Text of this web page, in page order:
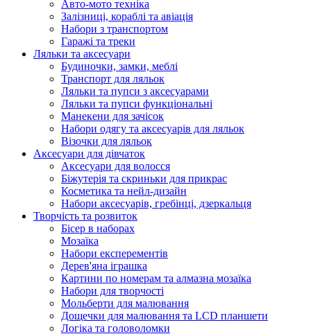
Авто-мото техніка
Залізниці, кораблі та авіація
Набори з транспортом
Гаражі та треки
Ляльки та аксесуари
Будиночки, замки, меблі
Транспорт для ляльок
Ляльки та пупси з аксесуарами
Ляльки та пупси функціональні
Манекени для зачісок
Набори одягу та аксесуарів для ляльок
Візочки для ляльок
Аксесуари для дівчаток
Аксесуари для волосся
Біжутерія та скриньки для прикрас
Косметика та нейл-дизайн
Набори аксесуарів, гребінці, дзеркальця
Творчість та розвиток
Бісер в наборах
Мозаїка
Набори експерементів
Дерев'яна іграшка
Картини по номерам та алмазна мозаїка
Набори для творчості
Мольберти для малювання
Дощечки для малювання та LCD планшети
Логіка та головоломки